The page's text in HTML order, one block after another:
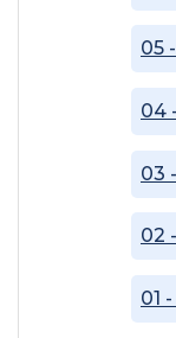
01
02
03
04
05